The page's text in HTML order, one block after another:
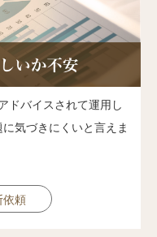
ドバイスされて運用し
気づきにくいと言えま
依頼